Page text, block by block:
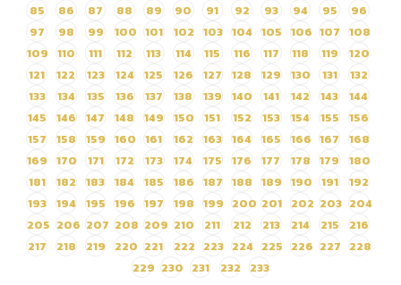
85
86 87 88 89 90 91 92 93 94 95
96
97
98 99 100 101 102 103 104 105 106 107 108
109 110 111 112 113 114 115 116 117 118 119
120
121
122 123 124 125 126 127 128 129 130 131
132
133
134 135 136 137 138 139 140 141 142 143
144
145
146 147 148 149 150 151 152 153 154 155
156
157
158 159 160 161 162 163 164 165 166 167
168
169 170 171 172 173 174 175 176 177 178 179
180
181
182 183 184 185 186 187 188 189 190 191
192
193 194 195 196 197 198 199 200 201 202 203 204
205 206 207 208 209 210 211 212 213 214 215
216
217
218 219 220 221 222 223 224 225 226 227 228
229 230 231 232 233